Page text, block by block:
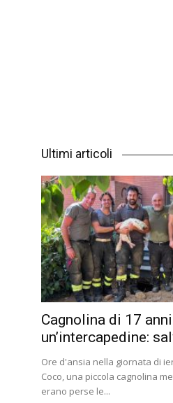
Ultimi articoli
Cagnolina di 17
un’intercapedine:
Ore d'ansia nella giornata di
Coco, una piccola cagnolina
erano perse le...